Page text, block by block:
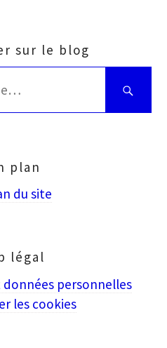
sur le blog
Bien
saisir
plan
du site
légal
personnelles
les cookies